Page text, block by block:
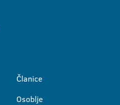
Članice
Osoblje